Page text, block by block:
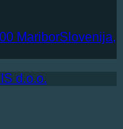
MariborSlovenija,
d.o.o.